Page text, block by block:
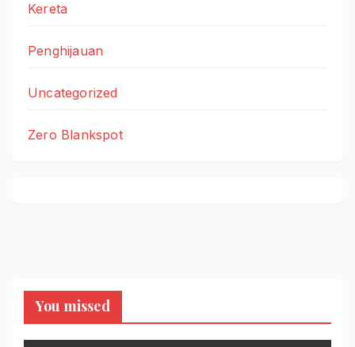
Kereta
Penghijauan
Uncategorized
Zero Blankspot
You missed